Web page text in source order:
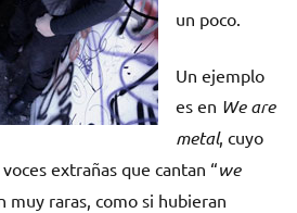
un poco.
Un ejemplo
es en We are
metal, cuyo
extrañas que cantan “we
muy raras, como si hubieran